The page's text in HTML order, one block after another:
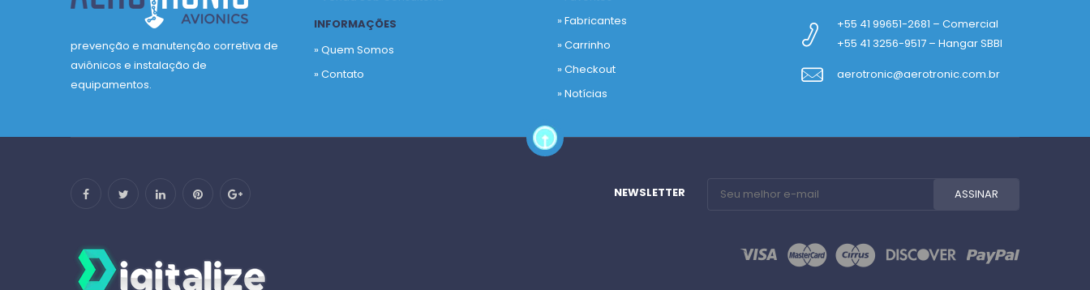
prevenção e manutenção corretiva de
aviônicos e instalação de
equipamentos.
INFORMAÇÕES
» Quem Somos
» Contato
»Fabricantes
»Carrinho
»Checkout
»Notícias
+55 41 99651-2681 – Comercial
+55 41 3256-9517 – Hangar SBBI
aerotronic@aerotronic.com.br
NEWSLETTER